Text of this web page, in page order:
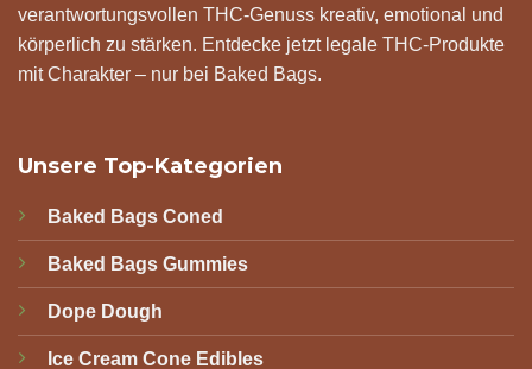
verantwortungsvollen THC-Genuss kreativ, emotional und
körperlich zu stärken. Entdecke jetzt legale THC-Produkte
mit Charakter – nur bei Baked Bags.
Unsere Top-Kategorien
Baked Bags Coned
Baked Bags Gummies
Dope Dough
Ice Cream Cone Edibles